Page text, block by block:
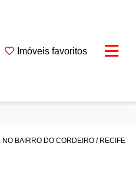
Imóveis favoritos